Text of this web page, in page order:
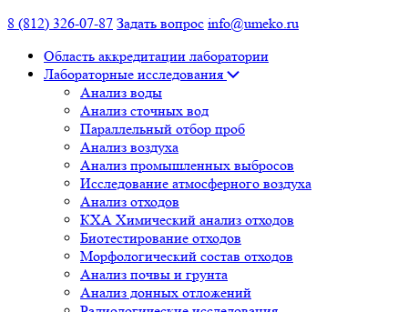
8 (812) 326-07-87 Задать вопрос info@umeko.ru
Область аккредитации лаборатории
Лабораторные исследования
Анализ воды
Анализ сточных вод
Параллельный отбор проб
Анализ воздуха
Анализ промышленных выбросов
Исследование атмосферного воздуха
Анализ отходов
КХА Химический анализ отходов
Биотестирование отходов
Морфологический состав отходов
Анализ почвы и грунта
Анализ донных отложений